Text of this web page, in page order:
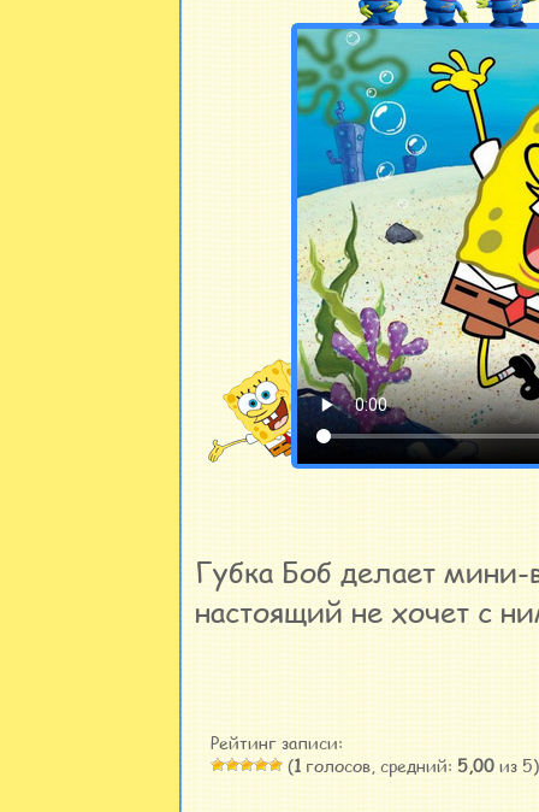
Губка Боб делает
настоящий не хочет с
Рейтинг записи:
(1голосов, средний: 5,00из 5)